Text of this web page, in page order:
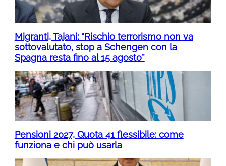
Migranti, Tajani: “Rischio terrorismo non va
sottovalutato, stop a Schengen con la
Spagna resta fino al 15 agosto”
Pensioni 2027, Quota 41 flessibile: come
funziona e chi può usarla